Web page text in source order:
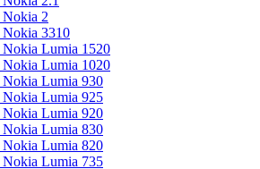
Nokia 2
Nokia 3310
Nokia Lumia 1520
Nokia Lumia 1020
Nokia Lumia 930
Nokia Lumia 925
Nokia Lumia 920
Nokia Lumia 830
Nokia Lumia 820
Nokia Lumia 735